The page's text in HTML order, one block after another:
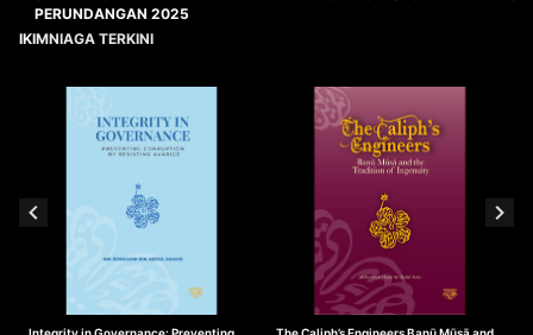
PERUNDANGAN 2025
IKIMNIAGA TERKINI